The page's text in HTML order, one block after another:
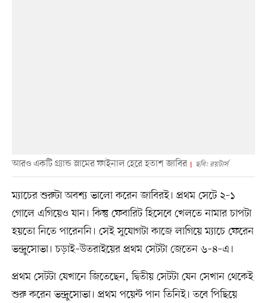
আরও একটি গ্র্যান্ড স্লামের ফাইনাল হেরে হতাশ জাবির ছবি: রয়টার্স
ম্যাচের শুরুটা অবশ্য ভালো করেন জাবিরই। প্রথম সেটে ২–১
গোলে এগিয়েও যান। কিন্তু ফেবারিট হিসেবে খেলতে নামার চাপটা
হয়তো নিতে পারেননি। সেই সুযোগটা কাজে লাগিয়ে ম্যাচে ফেরেন
ভন্দ্রুসোভা। চড়াই–উতরাইয়ের প্রথম সেটটা জেতেন ৬–৪–এ।
প্রথম সেটটা যেখানে জিতেছেন, দ্বিতীয় সেটটা যেন সেখান থেকেই
শুরু করেন ভন্দ্রুসোভা। প্রথম পয়েন্ট পান তিনিই। তবে পিছিয়ে